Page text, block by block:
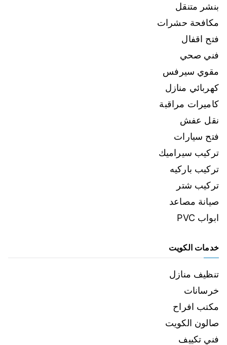
بنشر متنقل
مكافحة حشرات
فتح اقفال
فني صحي
مقوي سيرفس
كهربائي منازل
كاميرات مراقبة
نقل عفش
فتح سيارات
تركيب سيراميك
تركيب باركيه
تركيب شتر
صيانة مصاعد
ابواب PVC
خدمات الكويت
تنظيف منازل
خرسانات
مكتب افراح
صالون الكويت
فني تكييف